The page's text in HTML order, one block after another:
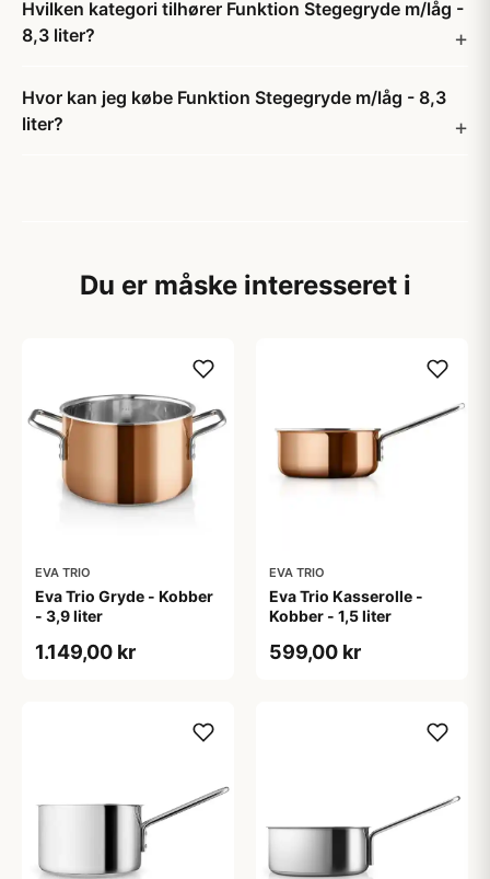
Hvilken kategori tilhører Funktion Stegegryde m/låg -
8,3 liter?
Hvor kan jeg købe Funktion Stegegryde m/låg - 8,3
liter?
Du er måske interesseret i
EVA TRIO
Eva Trio Gryde - Kobber
- 3,9 liter
1.149,00 kr
EVA TRIO
Eva Trio Kasserolle -
Kobber - 1,5 liter
599,00 kr